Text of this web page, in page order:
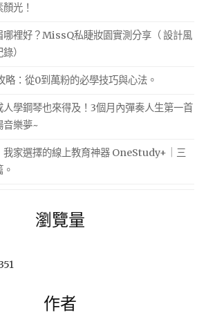
光！
哪裡好？MissQ私睫妝園實測分享（ 設計風
）
略：從0到萬粉的必學技巧與心法。
人學鋼琴也來得及！3個月內彈奏人生第一首
音樂夢~
我家選擇的線上教育神器 OneStudy+｜三
瀏覽量
作者